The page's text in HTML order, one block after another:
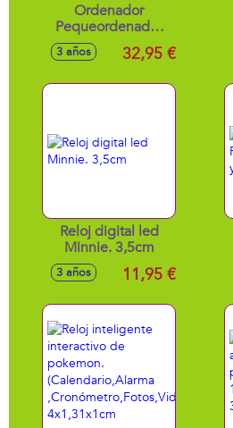
Ordenador
Pequeordenador
rosa 20 actividades
21x27x7 cm
3 años 32,95 €
Reloj digital led
Minnie. 3,5cm
3 años 11,95 €